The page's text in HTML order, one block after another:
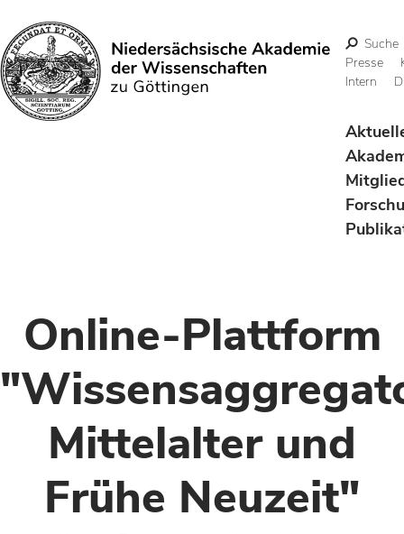
Suchen
Suche
Presse
Intern
Online-Plattform
Mittelalter und
Frühe Neuzeit"